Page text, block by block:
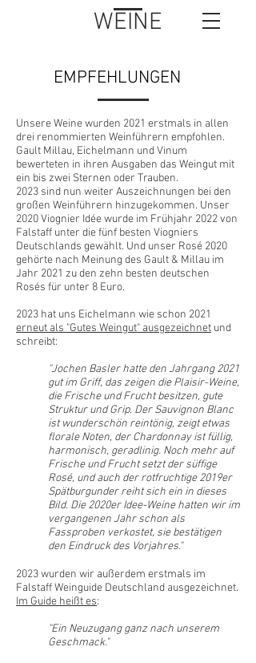
WEINE
EMPFEHLUNGEN
Unsere Weine wurden 2021 erstmals in allen
drei renommierten Weinführern empfohlen.
Gault Millau, Eichelmann und Vinum
bewerteten in ihren Ausgaben das Weingut mit
ein bis zwei Sternen oder Trauben.
2023 sind nun weiter Auszeichnungen bei den
großen Weinführern hinzugekommen. Unser
2020 Viognier Idée wurde im Frühjahr 2022 von
Falstaff unter die fünf besten Viogniers
Deutschlands gewählt. Und unser Rosé 2020
gehörte nach Meinung des Gault & Millau im
Jahr 2021 zu den zehn besten deutschen
Rosés für unter 8 Euro.
2023 hat uns Eichelmann wie schon 2021
erneut als "Gutes Weingut" ausgezeichnet und
schreibt:
"Jochen Basler hatte den Jahrgang 2021
gut im Griff, das zeigen die Plaisir-Weine,
die Frische und Frucht besitzen, gute
Struktur und Grip. Der Sauvignon Blanc
ist wunderschön reintönig, zeigt etwas
florale Noten, der Chardonnay ist füllig,
harmonisch, geradlinig. Noch mehr auf
Frische und Frucht setzt der süffige
Rosé, und auch der rotfruchtige 2019er
Spätburgunder reiht sich ein in dieses
Bild. Die 2020er Idee-Weine hatten wir im
vergangenen Jahr schon als
Fassproben verkostet, sie bestätigen
den Eindruck des Vorjahres."
2023 wurden wir außerdem erstmals im
Falstaff Weinguide Deutschland ausgezeichnet.
Im Guide heißt es:
"Ein Neuzugang ganz nach unserem
Geschmack."